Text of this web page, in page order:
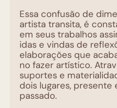
Essa confusão de
artista transita, é
em seus trabalhos
idas e vindas de
elaborações que
no fazer artístico.
suportes e
dois lugares, presente
passado.